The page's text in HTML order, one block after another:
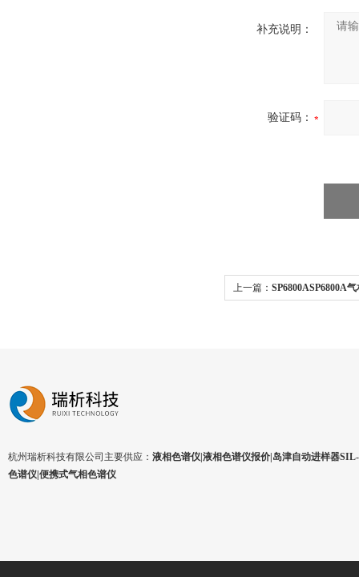
补充说明：
验证码：
上一篇： SP6800ASP6800A
杭州瑞析科技有限公司主要供应： 液相色谱仪|液相色谱仪报价|岛津自动进样器
色谱仪|便携式气相色谱仪